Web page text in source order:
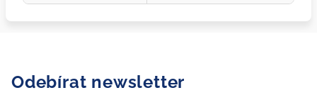
Odebírat newsletter